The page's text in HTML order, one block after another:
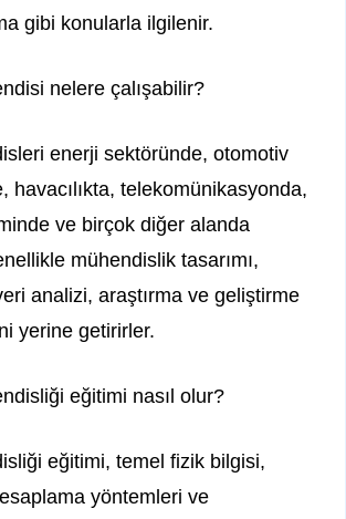
gibi konularla ilgilenir.
nelere çalışabilir?
enerji sektöründe, otomotiv
havacılıkta, telekomünikasyonda,
ve birçok diğer alanda
mühendislik tasarımı,
analizi, araştırma ve geliştirme
yerine getirirler.
eğitimi nasıl olur?
eğitimi, temel fizik bilgisi,
yöntemleri ve